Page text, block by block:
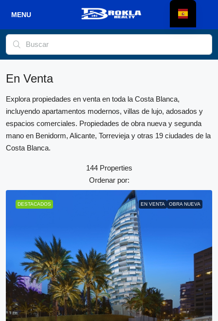
En Venta
Explora propiedades en venta en toda la Costa Blanca,
incluyendo apartamentos modernos, villas de lujo, adosados y
espacios comerciales. Propiedades de obra nueva y segunda
mano en Benidorm, Alicante, Torrevieja y otras 19 ciudades de la
Costa Blanca.
144 Properties
Ordenar por:
DESTACADOS EN VENTA OBRA NUEVA